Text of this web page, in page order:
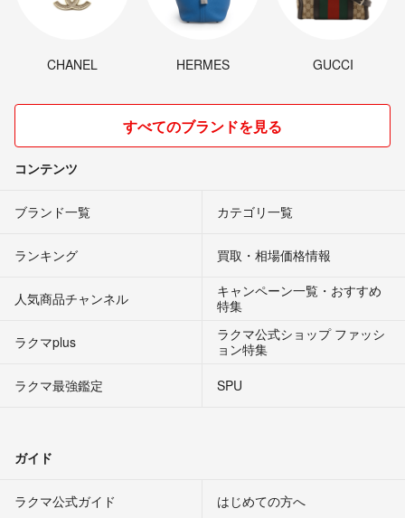
CHANEL HERMES GUCCI
すべてのブランドを見る
コンテンツ
ブランド一覧 カテゴリ一覧
ランキング 買取・相場価格情報
人気商品チャンネル
キャンペーン一覧・おすすめ
特集
ラクマplus
ラクマ公式ショップ ファッシ
ョン特集
ラクマ最強鑑定
SPU
ガイド
ラクマ公式ガイド はじめての方へ